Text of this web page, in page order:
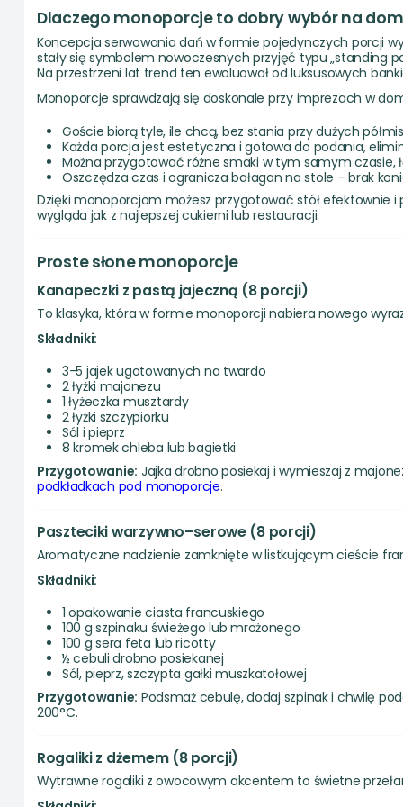
Dlaczego monoporcje to dobry wybór na
Koncepcja serwowania dań w formie pojedynczych porcji
stały się symbolem nowoczesnych przyjęć typu „standing
Na przestrzeni lat trend ten ewoluował od luksusowych
Monoporcje sprawdzają się doskonale przy imprezach w
Goście biorą tyle, ile chcą, bez stania przy dużych
Każda porcja jest estetyczna i gotowa do podania,
Można przygotować różne smaki w tym samym czasie,
Oszczędza czas i ogranicza bałagan na stole – brak
Dzięki monoporcjom możesz przygotować stół efektownie i
wygląda jak z najlepszej cukierni lub restauracji.
Proste słone monoporcje
Kanapeczki z pastą jajeczną (8 porcji)
To klasyka, która w formie monoporcji nabiera nowego
Składniki:
3-5 jajek ugotowanych na twardo
2 łyżki majonezu
1 łyżeczka musztardy
2 łyżki szczypiorku
Sól i pieprz
8 kromek chleba lub bagietki
Przygotowanie: Jajka drobno posiekaj i wymieszaj z
podkładkach pod monoporcje.
Paszteciki warzywno–serowe (8 porcji)
Aromatyczne nadzienie zamknięte w listkującym cieście
Składniki:
1 opakowanie ciasta francuskiego
100 g szpinaku świeżego lub mrożonego
100 g sera feta lub ricotty
½ cebuli drobno posiekanej
Sól, pieprz, szczypta gałki muszkatołowej
Przygotowanie: Podsmaż cebulę, dodaj szpinak i chwilę
200°C.
Rogaliki z dżemem (8 porcji)
Wytrawne rogaliki z owocowym akcentem to świetne